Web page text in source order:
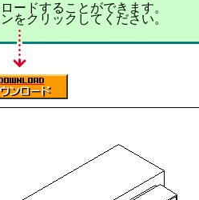
ードすることができます。
をクリックしてください。